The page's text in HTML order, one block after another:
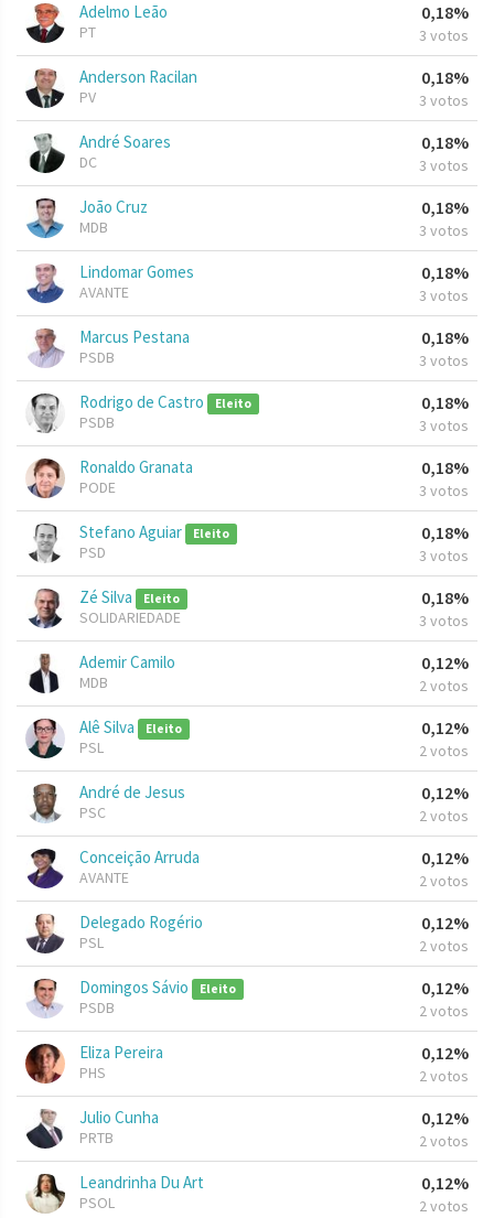
Adelmo Leão
PT
0,18%
3 votos
Anderson Racilan
PV
0,18%
3 votos
André Soares
DC
0,18%
3 votos
João Cruz
MDB
0,18%
3 votos
Lindomar Gomes
AVANTE
0,18%
3 votos
Marcus Pestana
PSDB
0,18%
3 votos
Rodrigo de Castro Eleito
PSDB
0,18%
3 votos
Ronaldo Granata
PODE
0,18%
3 votos
Stefano Aguiar Eleito
PSD
0,18%
3 votos
Zé Silva Eleito
SOLIDARIEDADE
0,18%
3 votos
Ademir Camilo
MDB
0,12%
2 votos
Alê Silva Eleito
PSL
0,12%
2 votos
André de Jesus
PSC
0,12%
2 votos
Conceição Arruda
AVANTE
0,12%
2 votos
Delegado Rogério
PSL
0,12%
2 votos
Domingos Sávio Eleito
PSDB
0,12%
2 votos
Eliza Pereira
PHS
0,12%
2 votos
Julio Cunha
PRTB
0,12%
2 votos
Leandrinha Du Art
PSOL
0,12%
2 votos